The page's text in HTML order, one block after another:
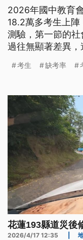
2026年國中教育
18.2萬多考生上
測驗，第一節的
過往無顯著差異
考生 缺考率
花蓮193縣道災後
2026/4/17 12:35